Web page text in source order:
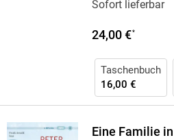
Sofort lieferbar
24,00 €*
Taschenbuch
16,00 €
Eine Familie